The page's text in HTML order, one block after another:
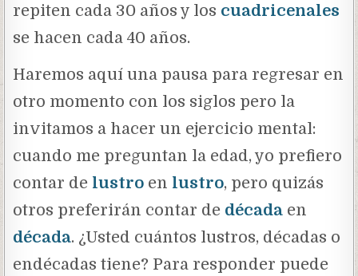
repiten cada 30 años y los cuadricenales
se hacen cada 40 años.
Haremos aquí una pausa para regresar en
otro momento con los siglos pero la
invitamos a hacer un ejercicio mental:
cuando me preguntan la edad, yo prefiero
contar de lustro en lustro, pero quizás
otros preferirán contar de década en
década. ¿Usted cuántos lustros, décadas o
endécadas tiene? Para responder puede